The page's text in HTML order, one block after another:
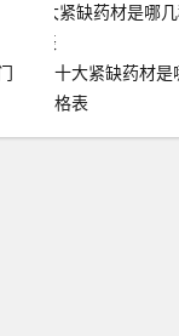
十大紧缺药材
格表